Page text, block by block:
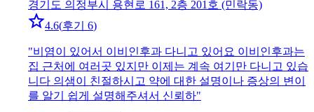
경기도 의정부시 용현로 161, 2층 201호 (민락동)
4.6(후기 6)
"비염이 있어서 이비인후과 다니고 있어요 이비인후과는
집 근처에 여러곳 있지만 이제는 계속 여기만 다니고 있습
니다 의샘이 친절하시고 약에 대한 설명이나 증상의 변이
를 알기 쉽게 설명해주셔서 신뢰하"